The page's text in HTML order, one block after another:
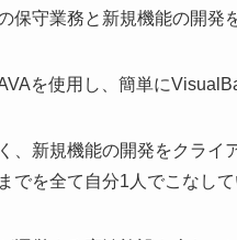
保守業務と新規機能の開発
を使用し、簡単に
、新規機能の開発をクライ
でを全て自分1人でこなして